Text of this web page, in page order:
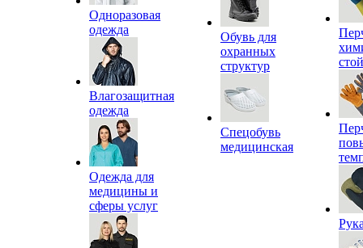
Одноразовая
одежда
Влагозащитная
одежда
Одежда для
медицины и
сферы услуг
Обувь для
охранных
структур
Спецобувь
медицинская